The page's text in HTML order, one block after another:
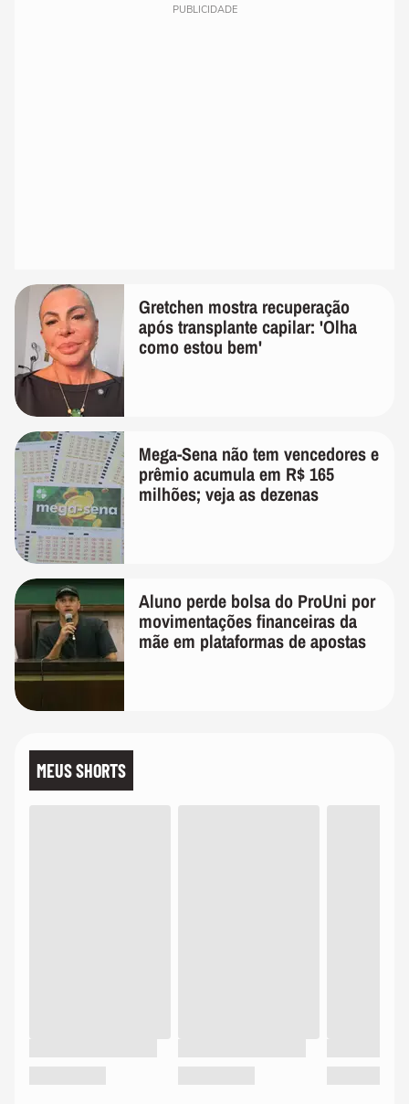
PUBLICIDADE
Gretchen mostra recuperação
após transplante capilar: 'Olha
como estou bem'
Mega-Sena não tem vencedores e
prêmio acumula em R$ 165
milhões; veja as dezenas
Aluno perde bolsa do ProUni por
movimentações financeiras da
mãe em plataformas de apostas
MEUS SHORTS